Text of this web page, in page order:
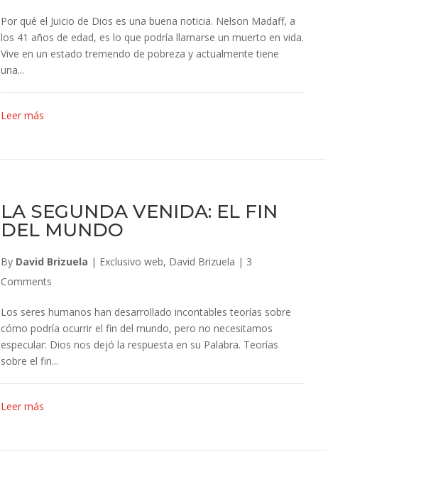
Por qué el Juicio de Dios es una buena noticia. Nelson Madaff, a
los 41 años de edad, es lo que podría llamarse un muerto en vida.
Vive en un estado tremendo de pobreza y actualmente tiene
una...
Leer más
LA SEGUNDA VENIDA: EL FIN
DEL MUNDO
By David Brizuela | Exclusivo web, David Brizuela | 3
Comments
Los seres humanos han desarrollado incontables teorías sobre
cómo podría ocurrir el fin del mundo, pero no necesitamos
especular: Dios nos dejó la respuesta en su Palabra. Teorías
sobre el fin...
Leer más